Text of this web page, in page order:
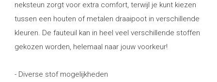
neksteun zorgt voor extra comfort, terwijl je kunt kiezen
tussen een houten of metalen draaipoot in verschillende
kleuren. De fauteuil kan in heel veel verschillende stoffen
gekozen worden, helemaal naar jouw voorkeur!
- Diverse stof mogelijkheden